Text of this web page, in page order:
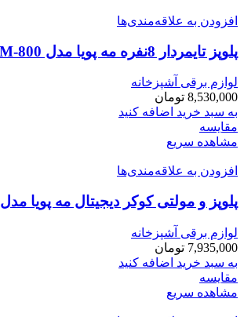
افزودن به علاقه‌مندی‌ها
پلوپز تایمردار 8نفره مه پویا مدل TM-800
لوازم برقی آشپزخانه
8,530,000 تومان
به سبد خرید اضافه کنید
مقایسه
مشاهده سریع
افزودن به علاقه‌مندی‌ها
پلوپز و مولتی کوکر دیجیتال مه پویا مدل DM-300
لوازم برقی آشپزخانه
7,935,000 تومان
به سبد خرید اضافه کنید
مقایسه
مشاهده سریع